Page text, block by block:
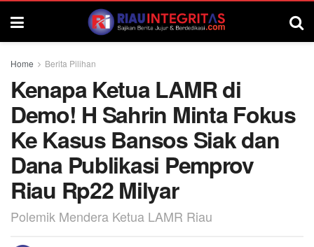
Home Berita Pilihan
Kenapa Ketua LAMR di
Demo! H Sahrin Minta Fokus
Ke Kasus Bansos Siak dan
Dana Publikasi Pemprov
Riau Rp22 Milyar
Polemik Mendera Ketua LAMR Riau